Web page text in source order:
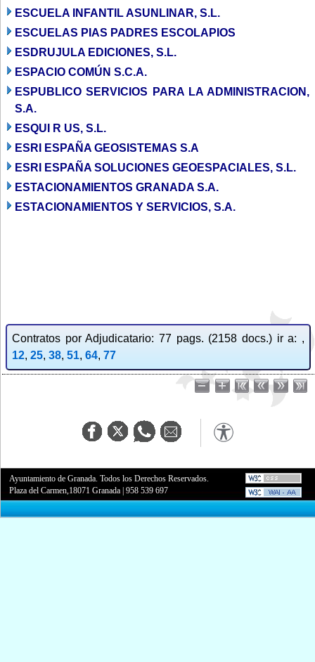
ESCUELA INFANTIL ASUNLINAR, S.L.
ESCUELAS PIAS PADRES ESCOLAPIOS
ESDRUJULA EDICIONES, S.L.
ESPACIO COMÚN S.C.A.
ESPUBLICO SERVICIOS PARA LA ADMINISTRACION,
S.A.
ESQUI R US, S.L.
ESRI ESPAÑA GEOSISTEMAS S.A
ESRI ESPAÑA SOLUCIONES GEOESPACIALES, S.L.
ESTACIONAMIENTOS GRANADA S.A.
ESTACIONAMIENTOS Y SERVICIOS, S.A.
Contratos por Adjudicatario: 77 pags. (2158 docs.) ir a: ,
12, 25, 38, 51, 64, 77
Ayuntamiento de Granada. Todos los Derechos Reservados.
Plaza del Carmen,18071 Granada |958 539 697